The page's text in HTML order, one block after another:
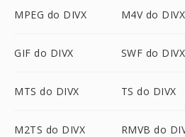
MPEG do DIVX M4V do DIVX
GIF do DIVX SWF do DIVX
MTS do DIVX TS do DIVX
M2TS do DIVX RMVB do